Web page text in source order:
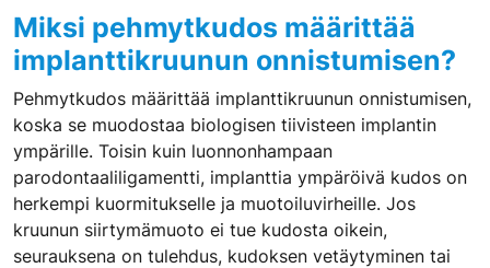
Miksi pehmytkudos määrittää
implanttikruunun onnistumisen?
Pehmytkudos määrittää implanttikruunun onnistumisen,
koska se muodostaa biologisen tiivisteen implantin
ympärille. Toisin kuin luonnonhampaan
parodontaaliligamentti, implanttia ympäröivä kudos on
herkempi kuormitukselle ja muotoiluvirheille. Jos
kruunun siirtymämuoto ei tue kudosta oikein,
seurauksena on tulehdus, kudoksen vetäytyminen tai